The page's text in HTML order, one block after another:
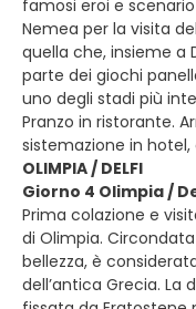
famosi eroi e
Nemea per la visita
quella che, insieme a
parte dei giochi
uno degli stadi più
Pranzo in ristorante.
sistemazione in
OLIMPIA / DELFI
Giorno 4 Olimpia /
Prima colazione e
di Olimpia.
bellezza, è
dell’antica Grecia. La